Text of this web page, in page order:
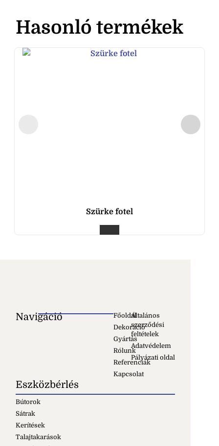
Hasonló termékek
Szürke fotel
Navigáció
Főoldal
Dekoráció
Gyártás
Rólunk
Referenciák
Kapcsolat
Általános
szerződési
feltételek
Adatvédelem
Pályázati oldal
Eszközbérlés
Bútorok
Sátrak
Kerítések
Talajtakarások